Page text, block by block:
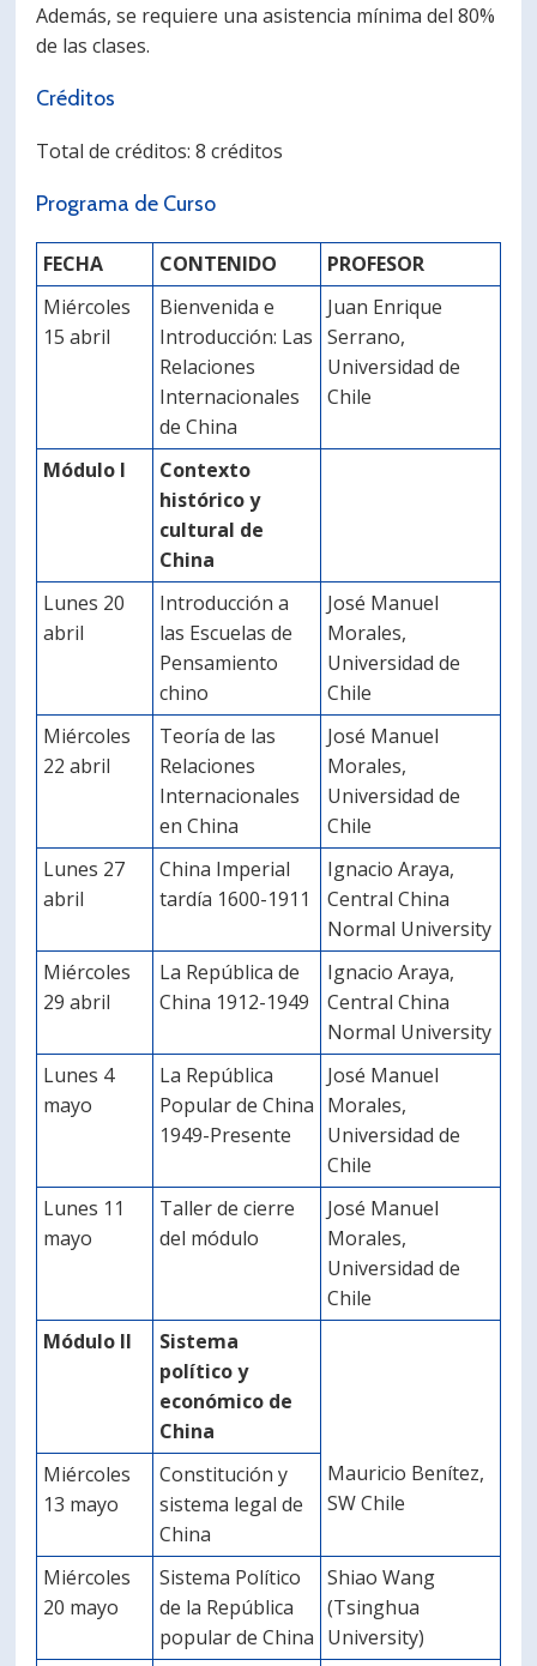
Además, se requiere una asistencia mínima del 80%
de las clases.
Créditos
Total de créditos: 8 créditos
Programa de Curso
FECHA CONTENIDO
PROFESOR
Miércoles
15 abril
Bienvenida e
Introducción: Las
Relaciones
Internacionales
de China
Juan Enrique
Serrano,
Universidad de
Chile
Módulo I
Contexto
histórico y
cultural de
China
Lunes 20
abril
Introducción a
las Escuelas de
Pensamiento
chino
José Manuel
Morales,
Universidad de
Chile
Miércoles
22 abril
Teoría de las
Relaciones
Internacionales
en China
José Manuel
Morales,
Universidad de
Chile
Lunes 27
abril
China Imperial
tardía 1600-1911
Ignacio Araya,
Central China
Normal University
Miércoles
29 abril
La República de
China 1912-1949
Ignacio Araya,
Central China
Normal University
Lunes 4
mayo
La República
Popular de China
1949-Presente
José Manuel
Morales,
Universidad de
Chile
Lunes 11
mayo
Taller de cierre
del módulo
José Manuel
Morales,
Universidad de
Chile
Módulo II
Sistema
político y
económico de
China
Miércoles
13 mayo
Constitución y
sistema legal de
China
Mauricio Benítez,
SW Chile
Miércoles
20 mayo
Sistema Político
de la República
popular de China
Shiao Wang
(Tsinghua
University)